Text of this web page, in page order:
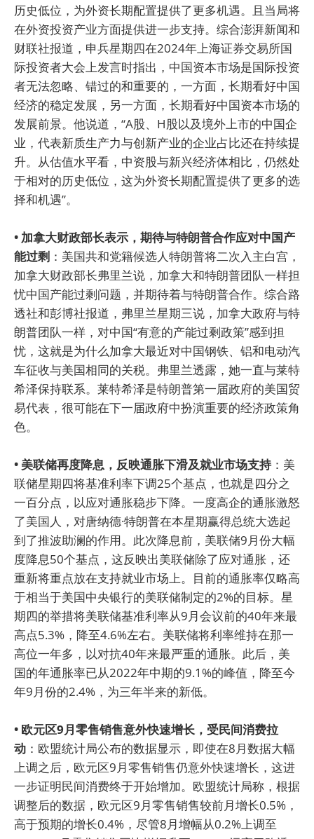
历史低位，为外资长期配置提供了更多机遇。且当局将
在外资投资产业方面提供进一步支持。综合澎湃新闻和
财联社报道，申兵星期四在2024年上海证券交易所国
际投资者大会上发言时指出，中国资本市场是国际投资
者无法忽略、错过的和重要的，一方面，长期看好中国
经济的稳定发展，另一方面，长期看好中国资本市场的
发展前景。他说道，“A股、H股以及境外上市的中国企
业，代表新质生产力与创新产业的企业占比还在持续提
升。从估值水平看，中资股与新兴经济体相比，仍然处
于相对的历史低位，这为外资长期配置提供了更多的选
择和机遇”。
• 加拿大财政部长表示，期待与特朗普合作应对中国产
能过剩 ：美国共和党籍候选人特朗普将二次入主白宫，
加拿大财政部长弗里兰说，加拿大和特朗普团队一样担
忧中国产能过剩问题，并期待着与特朗普合作。综合路
透社和彭博社报道，弗里兰星期三说，加拿大政府与特
朗普团队一样，对中国“有意的产能过剩政策”感到担
忧，这就是为什么加拿大最近对中国钢铁、铝和电动汽
车征收与美国相同的关税。弗里兰透露，她一直与莱特
希泽保持联系。莱特希泽是特朗普第一届政府的美国贸
易代表，很可能在下一届政府中扮演重要的经济政策角
色。
• 美联储再度降息，反映通胀下滑及就业市场支持：美
联储星期四将基准利率下调25个基点，也就是四分之
一百分点，以应对通胀稳步下降。一度高企的通胀激怒
了美国人，对唐纳德·特朗普在本星期赢得总统大选起
到了推波助澜的作用。此次降息前，美联储9月份大幅
度降息50个基点，这反映出美联储除了应对通胀，还
重新将重点放在支持就业市场上。目前的通胀率仅略高
于相当于美国中央银行的美联储制定的2%的目标。星
期四的举措将美联储基准利率从9月会议前的40年来最
高点5.3%，降至4.6%左右。美联储将利率维持在那一
高位一年多，以对抗40年来最严重的通胀。此后，美
国的年通胀率已从2022年中期的9.1%的峰值，降至今
年9月份的2.4%，为三年半来的新低。
• 欧元区9月零售销售意外快速增长，受民间消费拉
动 ：欧盟统计局公布的数据显示，即使在8月数据大幅
上调之后，欧元区9月零售销售仍意外快速增长，这进
一步证明民间消费终于开始增加。欧盟统计局称，根据
调整后的数据，欧元区9月零售销售较前月增长0.5%，
高于预期的增长0.4%，尽管8月增幅从0.2%上调至